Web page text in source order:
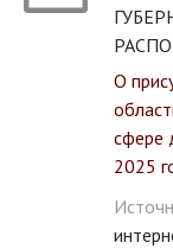
О
сфере
2025